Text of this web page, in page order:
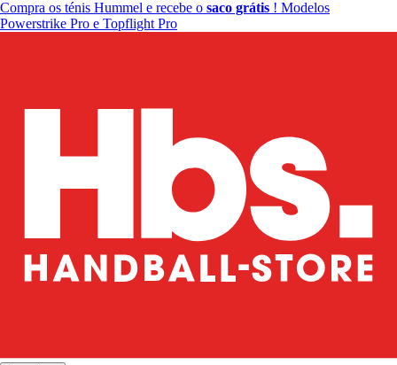
Compra os ténis Hummel e recebe o saco grátis ! Modelos
Powerstrike Pro e Topflight Pro